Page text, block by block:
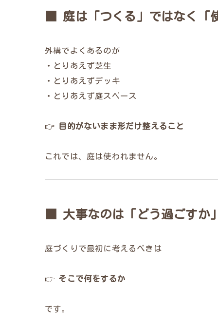
■ 庭は「つくる」ではなく「
外構でよくあるのが
・とりあえず芝生
・とりあえずデッキ
・とりあえず庭スペース
👉 目的がないまま形だけ整えること
これでは、庭は使われません。
■ 大事なのは「どう過ごすか」
庭づくりで最初に考えるべきは
👉 そこで何をするか
です。